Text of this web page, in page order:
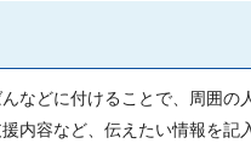
などに付けることで、周囲の
内容など、伝えたい情報を